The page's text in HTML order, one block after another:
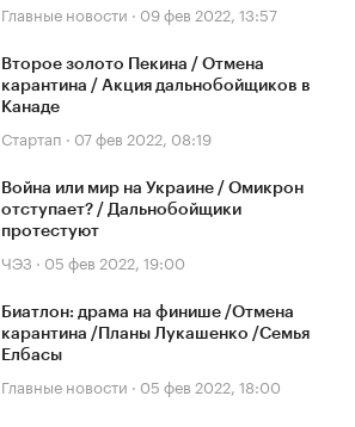
Главные новости · 09 фев 2022, 13:57
Второе золото Пекина / Отмена
карантина / Акция дальнобойщиков в
Канаде
Стартап · 07 фев 2022, 08:19
Война или мир на Украине / Омикрон
отступает? / Дальнобойщики
протестуют
ЧЭЗ · 05 фев 2022, 19:00
Биатлон: драма на финише /Отмена
карантина /Планы Лукашенко /Семья
Елбасы
Главные новости · 05 фев 2022, 18:00